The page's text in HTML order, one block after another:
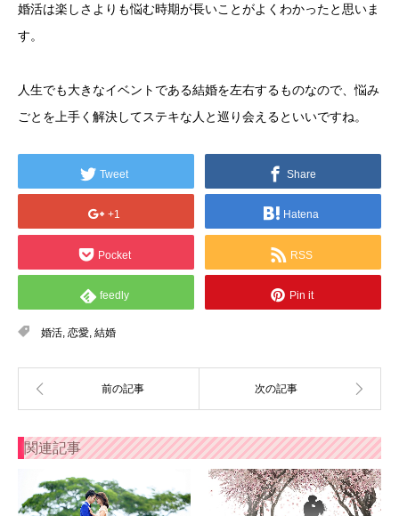
婚活は楽しさよりも悩む時期が長いことがよくわかったと思いま
す。
人生でも大きなイベントである結婚を左右するものなので、悩み
ごとを上手く解決してステキな人と巡り会えるといいですね。
Tweet Share
+1 Hatena
Pocket RSS
feedly Pin it
婚活, 恋愛, 結婚
関連記事